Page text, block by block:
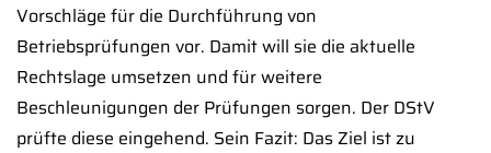
Vorschläge für die Durchführung von
Betriebsprüfungen vor. Damit will sie die aktuelle
Rechtslage umsetzen und für weitere
Beschleunigungen der Prüfungen sorgen. Der DStV
prüfte diese eingehend. Sein Fazit: Das Ziel ist zu